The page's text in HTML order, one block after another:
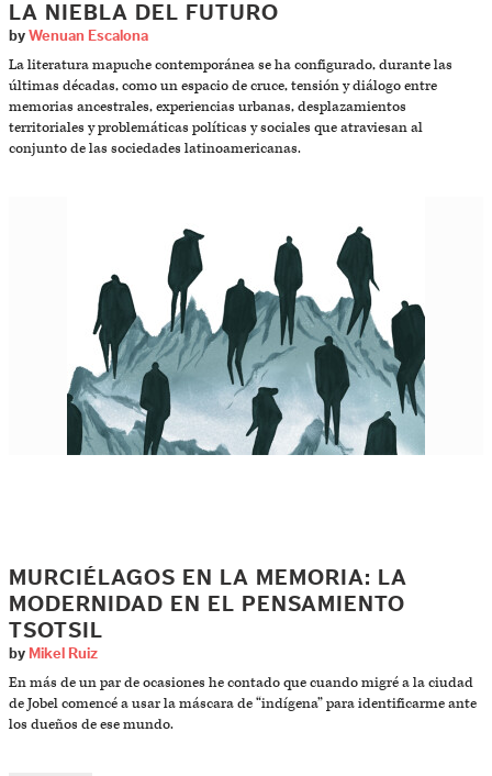
LA NIEBLA DEL FUTURO
by Wenuan Escalona
La literatura mapuche contemporánea se ha configurado, durante las
últimas décadas, como un espacio de cruce, tensión y diálogo entre
memorias ancestrales, experiencias urbanas, desplazamientos
territoriales y problemáticas políticas y sociales que atraviesan al
conjunto de las sociedades latinoamericanas.
MURCIÉLAGOS EN LA MEMORIA: LA
MODERNIDAD EN EL PENSAMIENTO
TSOTSIL
by Mikel Ruiz
En más de un par de ocasiones he contado que cuando migré a la ciudad
de Jobel comencé a usar la máscara de “indígena” para identificarme ante
los dueños de ese mundo.